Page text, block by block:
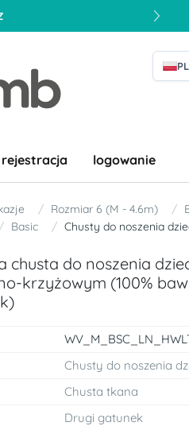
PL
rejestracja logowanie
Rozmiar 6 (M - 4.6m)
Basic Chusty do noszenia
chusta do noszenia
krzyżowym (100%
Chusty do noszenia
Chusta tkana
Drugi gatunek